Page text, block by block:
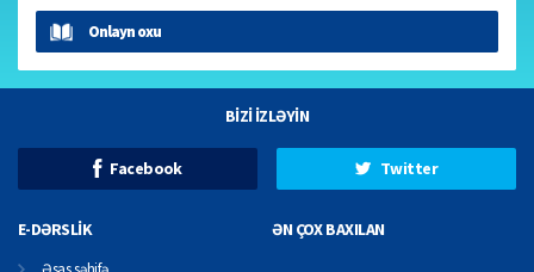
Onlayn oxu
BİZİ İZLƏYİN
Facebook Twitter
E-DƏRSLİK ƏN ÇOX BAXILAN